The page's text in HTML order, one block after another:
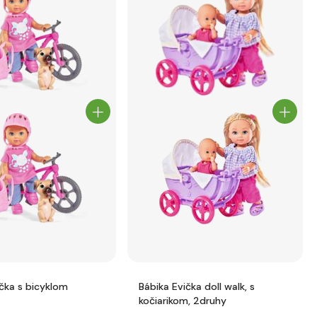
s bicyklom
Bábika Evička doll walk, s
kočiarikom, 2druhy